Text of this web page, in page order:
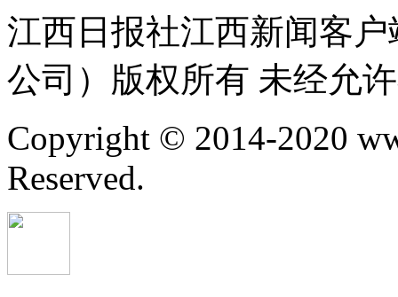
江西日报社江西新闻客
公司）版权所有 未经允
Copyright © 2014-2020
Reserved.